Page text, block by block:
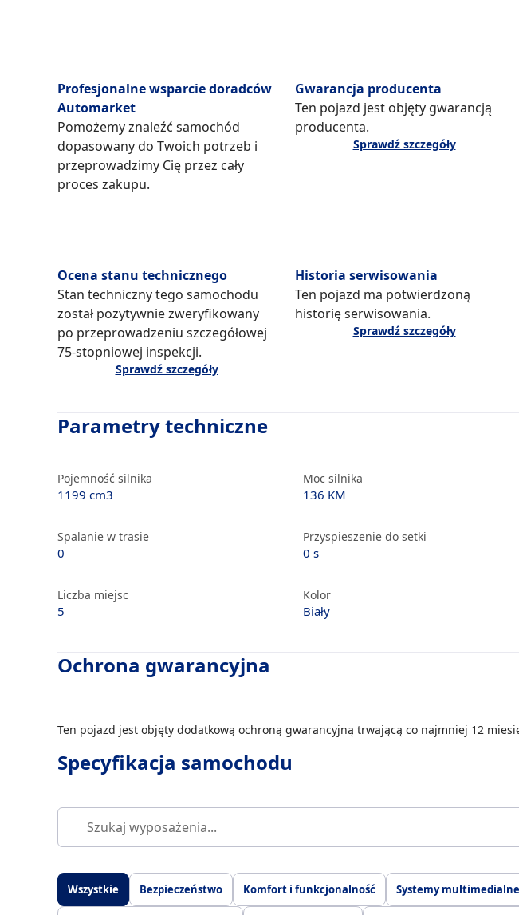
Profesjonalne wsparcie doradców
Automarket
Pomożemy znaleźć samochód
dopasowany do Twoich potrzeb i
przeprowadzimy Cię przez cały
proces zakupu.
Gwarancja producenta
Ten pojazd jest objęty gwarancją
producenta.
Sprawdź szczegóły
Ocena stanu technicznego
Stan techniczny tego samochodu
został pozytywnie zweryfikowany
po przeprowadzeniu szczegółowej
75-stopniowej inspekcji.
Sprawdź szczegóły
Historia serwisowania
Ten pojazd ma potwierdzoną
historię serwisowania.
Sprawdź szczegóły
Parametry techniczne
Pojemność silnika
1199 cm3
Moc silnika
136 KM
Spalanie w trasie
0
Przyspieszenie do setki
0 s
Liczba miejsc
5
Kolor
Biały
Ochrona gwarancyjna
Ten pojazd jest objęty dodatkową ochroną gwarancyjną trwającą co najmniej 12
Specyfikacja samochodu
Wszystkie Bezpieczeństwo Komfort i funkcjonalność Systemy